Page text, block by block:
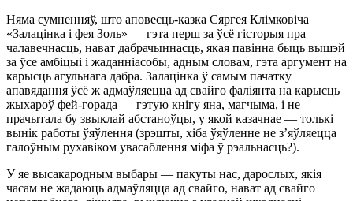
Няма сумненняў, што аповесць-казка Сяргея Клімковіча
«Залацінка і фея Золь» — гэта перш за ўсё гісторыя пра
чалавечнасць, нават дабрачыннасць, якая павінна быць вышэй
за ўсе амбіцыі і жаданніасобы, адным словам, гэта аргумент на
карысць агульнага дабра. Залацінка ў самым пачатку
апавядання ўсё ж адмаўляецца ад свайго фаліянта на карысць
жыхароў фей-горада — гэтую кнігу яна, магчыма, і не
прачытала бу звыклай абстаноўцы, у якой казачнае — толькі
вынік работы ўяўлення (зрэшты, хіба ўяўленне не з’яўляецца
галоўным рухавіком увасаблення міфа ў рэальнасць?).
У яе высакародным выбары — пакуты нас, дарослых, якія
часам не жадаюць адмаўляцца ад свайго, нават ад свайго